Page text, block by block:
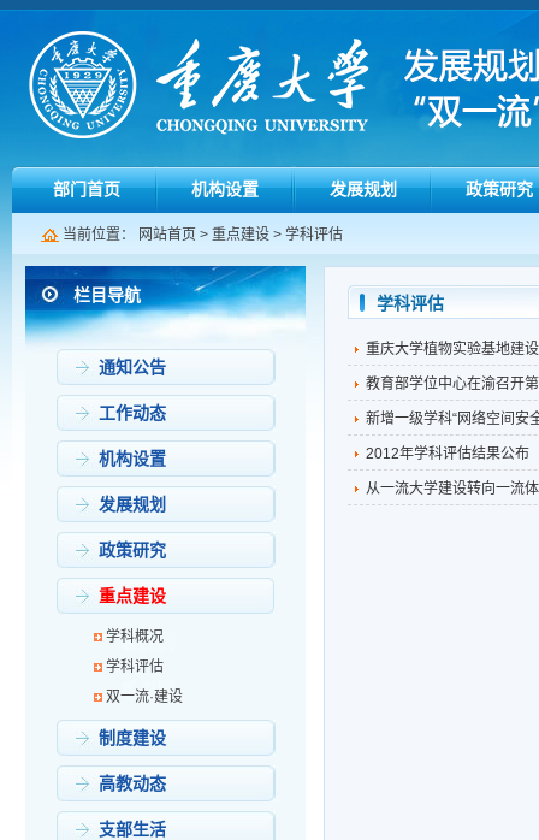
部门首页 机构设置 发展规划 政策研究
当前位置： 网站首页 > 重点建设 > 学科评估
栏目导航
通知公告
工作动态
机构设置
发展规划
政策研究
重点建设
学科概况
学科评估
双一流·建设
制度建设
高教动态
支部生活
学科评估
重庆大学植物实验基地建
教育部学位中心在渝召开
新增一级学科“网络空间安
2012年学科评估结果公布
从一流大学建设转向一流